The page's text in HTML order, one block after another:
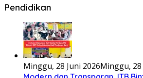
Pendidikan
Minggu, 28 Juni 2026Minggu, 28